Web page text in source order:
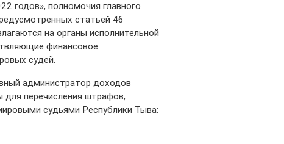
годов», полномочия главного
статьей 46
на органы исполнительной
финансовое
судей.
администратор доходов
перечисления штрафов,
судьями Республики Тыва: